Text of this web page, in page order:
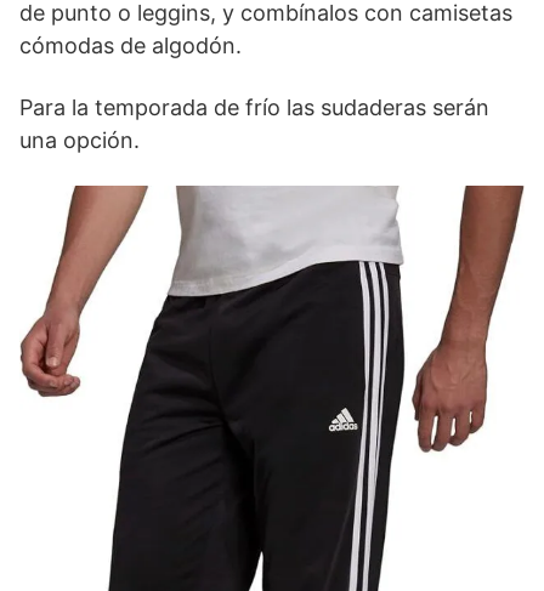
de punto o leggins, y combínalos con camisetas
cómodas de algodón.
Para la temporada de frío las sudaderas serán
una opción.